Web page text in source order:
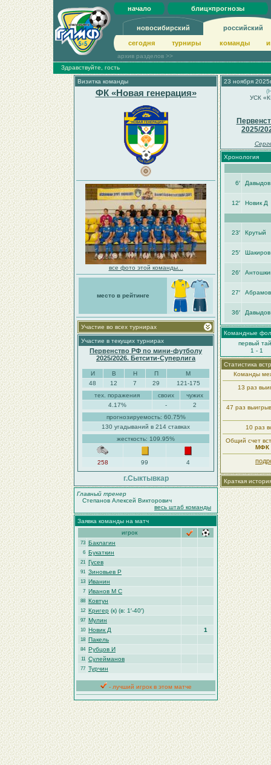
начало блиц×прогнозы
новосибирский российский
сегодня турниры команды
архив разделов >>
Здравствуйте, гость
Визитка команды
ФК «Новая генерация»
все фото этой команды...
место в рейтинге
Участие во всех турнирах
Участие в текущих турнирах
Первенство РФ по мини-футболу
2025/2026. Бетсити-Суперлига
И В Н П
М
48
12 7 29
121-175
тех. поражения
своих
чужих
4.17%
-
2
прогнозируемость: 60.75%
130 угадываний в 214 ставках
жесткость: 109.95%
258 99 4
г.Сыктывкар
Главный тренер
Степанов Алексей Викторович
весь штаб команды
Заявка команды на матч
игрок
73 Баклагин
6 Букаткин
21 Гусев
91 Зиновьев Р
13 Иванин
7 Иванов М С
88 Ковтун
12 Кригер (к) (в: 1′-40′)
97 Мулин
10 Новик Д 1
18 Пакель
84 Рубцов И
11 Сулейманов
77 Турчин
- лучший игрок в этом матче
23 ноября
УСК
2025/
Хронология
6′
12′ Новик Д
23′ Крутый
25′ Шакиров
26′
27′
36′
Командные
первый
1 - 1
Статистика
Команды
13 раз
47 раз
10 раз
Общий счет
МФК
Краткая